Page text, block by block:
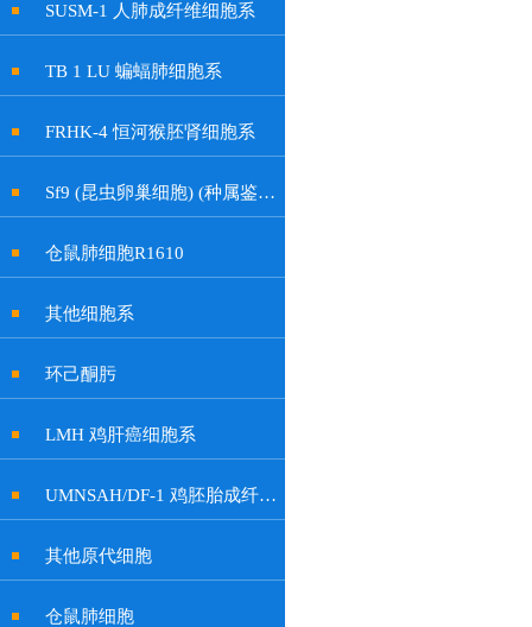
SUSM-1 人肺成纤维细胞系
TB 1 LU 蝙蝠肺细胞系
FRHK-4 恒河猴胚肾细胞系
Sf9 (昆虫卵巢细胞) (种属鉴定正确)
仓鼠肺细胞R1610
其他细胞系
环己酮肟
LMH 鸡肝癌细胞系
UMNSAH/DF-1 鸡胚胎成纤维细胞系
其他原代细胞
仓鼠肺细胞